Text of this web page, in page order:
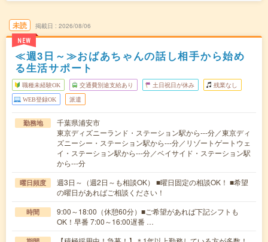
未読
NEW
掲載日 2026/08/06
≪週3日～≫おばあちゃんの話し相手から始め
る生活サポート
職種未経験OK 交通費別途支給あり 土日祝日が休み 残業なし
WEB登録OK 派遣
勤務地
千葉県浦安市
東京ディズニーランド・ステーション駅から---分／東京ディ
ズニーシー・ステーション駅から---分／リゾートゲートウェ
イ・ステーション駅から---分／ベイサイド・ステーション駅
から---分
曜日頻度
週3日～（週2日～も相談OK） ■曜日固定の相談OK！ ■希望
の曜日があればご相談ください！
時間
9:00～18:00（休憩60分）■ご希望があれば下記シフトも
OK！早番 7:00～16:00遅番 …